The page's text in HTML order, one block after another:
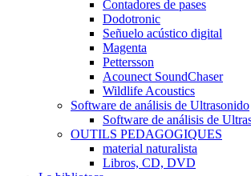
Contadores de pases
Dodotronic
Señuelo acústico digital
Magenta
Pettersson
Acounect SoundChaser
Wildlife Acoustics
Software de análisis de Ultrasonido
Software de análisis de
OUTILS PEDAGOGIQUES
material naturalista
Libros, CD, DVD